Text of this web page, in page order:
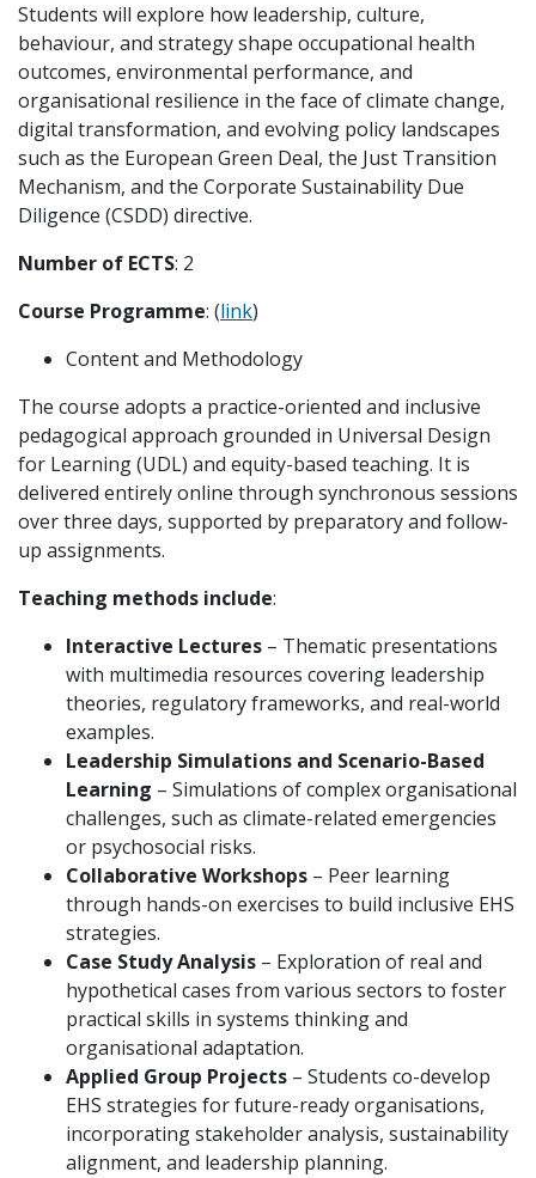
Students will explore how leadership, culture,
behaviour, and strategy shape occupational health
outcomes, environmental performance, and
organisational resilience in the face of climate change,
digital transformation, and evolving policy landscapes
such as the European Green Deal, the Just Transition
Mechanism, and the Corporate Sustainability Due
Diligence (CSDD) directive.
Number of ECTS: 2
Course Programme: (link)
Content and Methodology
The course adopts a practice-oriented and inclusive
pedagogical approach grounded in Universal Design
for Learning (UDL) and equity-based teaching. It is
delivered entirely online through synchronous sessions
over three days, supported by preparatory and follow-
up assignments.
Teaching methods include:
Interactive Lectures – Thematic presentations
with multimedia resources covering leadership
theories, regulatory frameworks, and real-world
examples.
Leadership Simulations and Scenario-Based
Learning – Simulations of complex organisational
challenges, such as climate-related emergencies
or psychosocial risks.
Collaborative Workshops – Peer learning
through hands-on exercises to build inclusive EHS
strategies.
Case Study Analysis – Exploration of real and
hypothetical cases from various sectors to foster
practical skills in systems thinking and
organisational adaptation.
Applied Group Projects – Students co-develop
EHS strategies for future-ready organisations,
incorporating stakeholder analysis, sustainability
alignment, and leadership planning.